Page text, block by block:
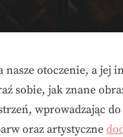
nasze otoczenie, a jej
sobie, jak znane
wprowadzając
oraz artystyczne